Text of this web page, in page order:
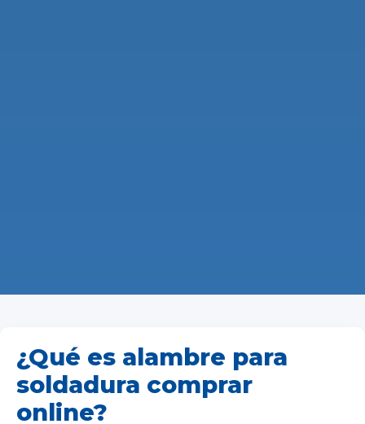
¿Qué es alambre para
soldadura comprar
online?